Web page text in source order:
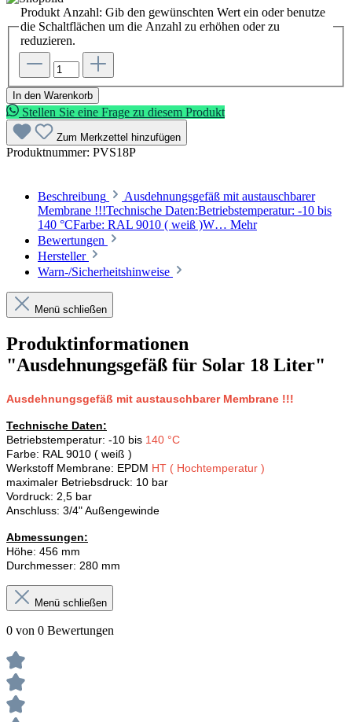
Produkt Anzahl: Gib den gewünschten Wert ein oder benutze
die Schaltflächen um die Anzahl zu erhöhen oder zu
reduzieren.
In den Warenkorb
Stellen Sie eine Frage zu diesem Produkt
Zum Merkzettel hinzufügen
Produktnummer: PVS18P
Beschreibung
Ausdehnungsgefäß mit austauschbarer
Membrane !!!Technische Daten:Betriebstemperatur: -10 bis
140 °CFarbe: RAL 9010 ( weiß )W… Mehr
Bewertungen
Hersteller
Warn-/Sicherheitshinweise
Menü schließen
Produktinformationen
"Ausdehnungsgefäß für Solar 18 Liter"
Ausdehnungsgefäß mit austauschbarer Membrane !!!
Technische Daten:
Betriebstemperatur: -10 bis 140 °C
Farbe: RAL 9010 ( weiß )
Werkstoff Membrane: EPDM HT ( Hochtemperatur )
maximaler Betriebsdruck: 10 bar
Vordruck: 2,5 bar
Anschluss: 3/4" Außengewinde
Abmessungen:
Höhe: 456 mm
Durchmesser: 280 mm
Menü schließen
0 von 0 Bewertungen